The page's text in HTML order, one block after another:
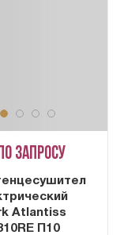
запросу
Atlantiss
П10